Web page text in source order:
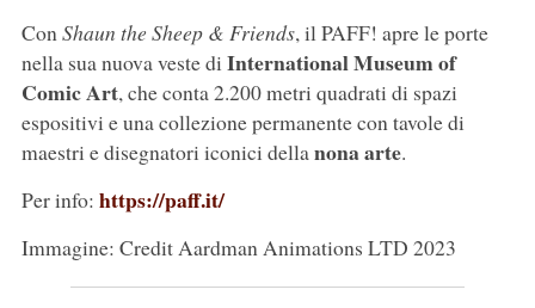
ConShaun the Sheep & Friends, il PAFF! apre le porte
nella sua nuova veste di International Museum of
Comic Art, che conta 2.200 metri quadrati di spazi
espositivi e una collezione permanente con tavole di
maestri e disegnatori iconici dellanona arte.
Per info: https://paff.it/
Immagine: Credit Aardman Animations LTD 2023